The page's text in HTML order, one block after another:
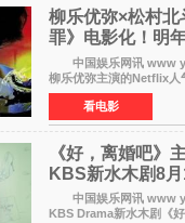
柳乐优弥×松村北
罪》电影化！明
笔将全面揭晓
中国娱乐网讯 www
柳乐优弥主演的Netflix人
罪》正式宣布改编为电影
上映。柳乐优弥与
手，为观众带来这部
看电影
《好，离婚吧》
KBS新水木剧8
离婚体验记来袭
中国娱乐网讯 www
KBS Drama新水木剧《